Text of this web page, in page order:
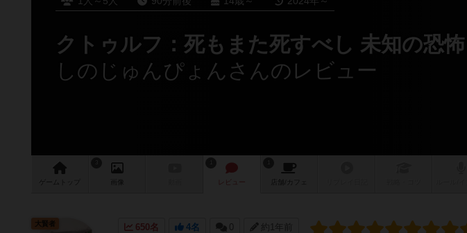
クトゥルフ：死もまた死すべし 未知の恐怖
しのじゅんぴょんさんのレビュー
ゲーム 画像 レビュー 店舗/ カフェ
650名 4名 0 約1年前
大賢者